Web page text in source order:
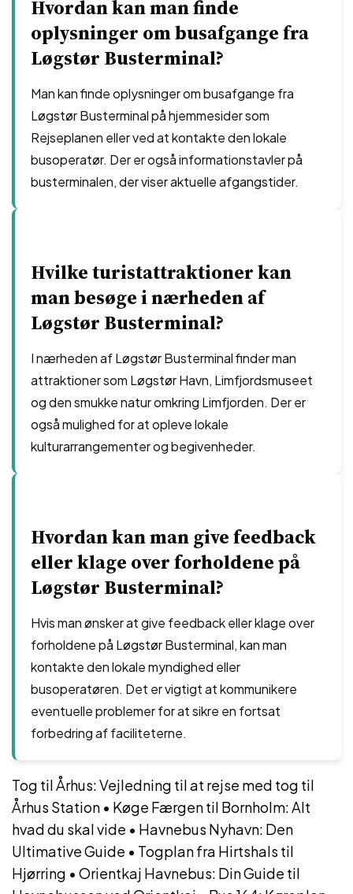
Hvordan kan man finde
oplysninger om busafgange fra
Løgstør Busterminal?
Man kan finde oplysninger om busafgange fra
Løgstør Busterminal på hjemmesider som
Rejseplanen eller ved at kontakte den lokale
busoperatør. Der er også informationstavler på
busterminalen, der viser aktuelle afgangstider.
Hvilke turistattraktioner kan
man besøge i nærheden af
Løgstør Busterminal?
I nærheden af Løgstør Busterminal finder man
attraktioner som Løgstør Havn, Limfjordsmuseet
og den smukke natur omkring Limfjorden. Der er
også mulighed for at opleve lokale
kulturarrangementer og begivenheder.
Hvordan kan man give feedback
eller klage over forholdene på
Løgstør Busterminal?
Hvis man ønsker at give feedback eller klage over
forholdene på Løgstør Busterminal, kan man
kontakte den lokale myndighed eller
busoperatøren. Det er vigtigt at kommunikere
eventuelle problemer for at sikre en fortsat
forbedring af faciliteterne.
Tog til Århus: Vejledning til at rejse med tog til
Århus Station • Køge Færgen til Bornholm: Alt
hvad du skal vide • Havnebus Nyhavn: Den
Ultimative Guide • Togplan fra Hirtshals til
Hjørring • Orientkaj Havnebus: Din Guide til